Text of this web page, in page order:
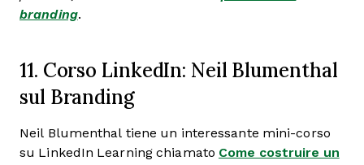
branding.
11. Corso LinkedIn: Neil Blumenthal
sul Branding
Neil Blumenthal tiene un interessante mini-corso
su LinkedIn Learning chiamato Come costruire un